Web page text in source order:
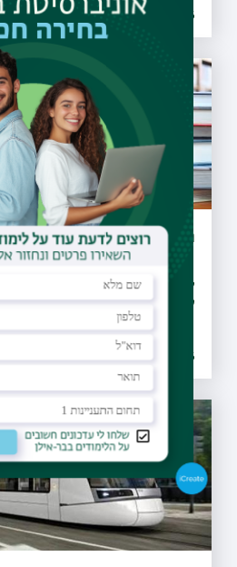
21.07.2026 | ו אב
הארכת שעות הפעילות
לרגל תקופת המבחנים, שש מספריות
שעות הפעילות שלהן
08.07.2026 | כב תמוז